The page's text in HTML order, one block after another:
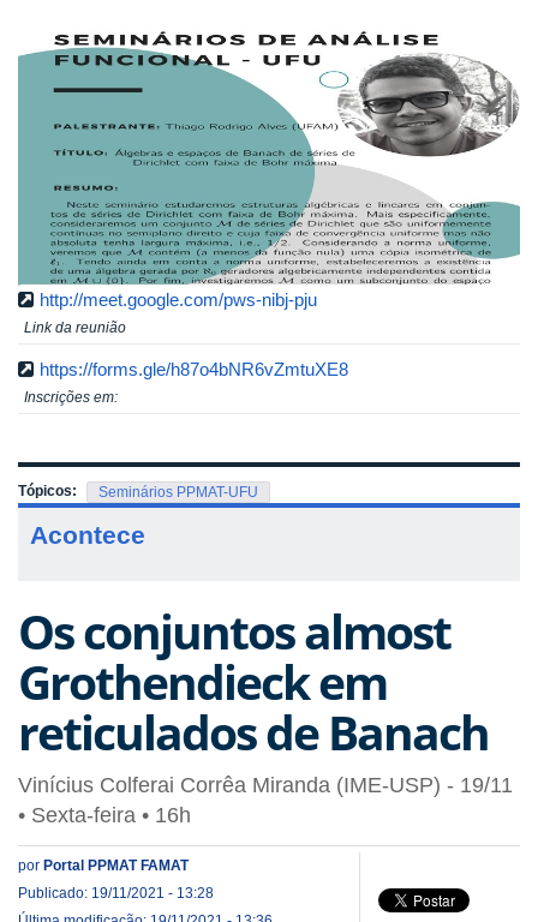
http://meet.google.com/pws-nibj-pju
Link da reunião
https://forms.gle/h87o4bNR6vZmtuXE8
Inscrições em:
Tópicos: Seminários PPMAT-UFU
Acontece
Os conjuntos almost
Grothendieck em
reticulados de Banach
Vinícius Colferai Corrêa Miranda (IME-USP) - 19/11
• Sexta-feira • 16h
por Portal PPMAT FAMAT
Publicado: 19/11/2021 - 13:28